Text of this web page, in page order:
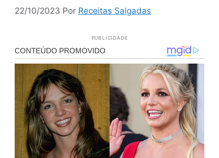
22/10/2023 Por Receitas Salgadas
PUBLICIDADE